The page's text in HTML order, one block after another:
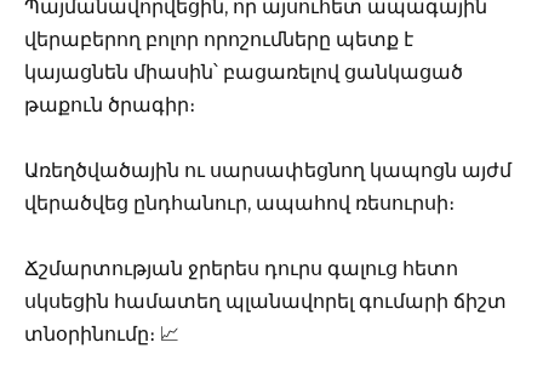
Պայմանավորվեցին, որ այսուհետ ապագային
վերաբերող բոլոր որոշումները պետք է
կայացնեն միասին՝ բացառելով ցանկացած
թաքուն ծրագիր։
Առեղծվածային ու սարսափեցնող կապոցն այժմ
վերածվեց ընդհանուր, ապահով ռեսուրսի։
Ճշմարտության ջրերես դուրս գալուց հետո
սկսեցին համատեղ պլանավորել գումարի ճիշտ
տնօրինումը։ 📈